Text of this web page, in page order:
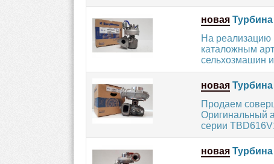
новая Турбина
На реализацию
каталожным
сельхозмашин и
новая Турбина
Продаем
Оригинальный
серии
новая Турбина